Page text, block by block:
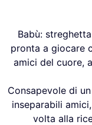
Babù:
pronta a giocare
amici del cuore,
Consapevole di
inseparabili
volta alla